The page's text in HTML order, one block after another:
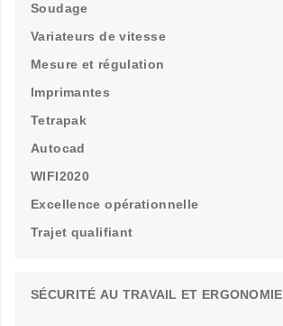
Soudage
Variateurs de vitesse
Mesure et régulation
Imprimantes
Tetrapak
Autocad
WIFI2020
Excellence opérationnelle
Trajet qualifiant
SÉCURITÉ AU TRAVAIL ET ERGONOMIE